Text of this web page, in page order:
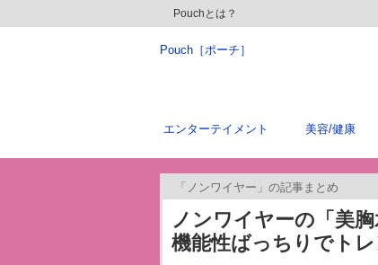
Pouchとは？
Pouch［ポーチ］
エンターテイメント 美容/健康
「ノンワイヤー」の記事まとめ
ノンワイヤーの「美
機能性ばっちりでト